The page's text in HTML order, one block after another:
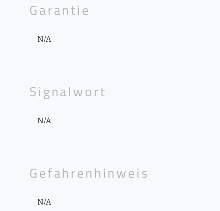
Garantie
N/A
Signalwort
N/A
Gefahrenhinweis
N/A